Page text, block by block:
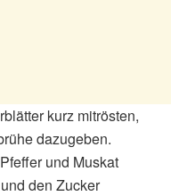
kurz mitrösten,
dazugeben.
und Muskat
den Zucker